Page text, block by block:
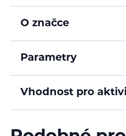
O značce
Parametry
Vhodnost pro